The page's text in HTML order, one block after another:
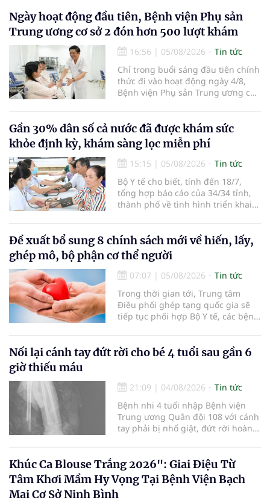
Ngày hoạt động đầu tiên, Bệnh viện Phụ sản
Trung ương cơ sở 2 đón hơn 500 lượt khám
16:56 | 05/08/2026
Tin tức
Chỉ trong buổi sáng đầu tiên chính
thức đi vào hoạt động ngày 4/8,
Bệnh viện Phụ sản Trung ương cơ
em bé đầu tiên chào đời.
Gần 30% dân số cả nước đã được khám sức
khỏe định kỳ, khám sàng lọc miễn phí
15:15 | 05/08/2026
Tin tức
Bộ Y tế cho biết, tính đến 18/7,
tổng hợp báo cáo của 34/34 tỉnh,
thành phố về tình hình triển khai
nhận 32.286.360 người, chiếm gần
30% dân số cả nước đã được khám
sức khỏe định kỳ năm nay.
Đề xuất bổ sung 8 chính sách mới về hiến, lấy,
ghép mô, bộ phận cơ thể người
07:07 | 05/08/2026
Tin tức
Trong thời gian tới, Trung tâm
Điều phối ghép tạng quốc gia sẽ
tiếp tục phối hợp Bộ Y tế, các bệnh
cường truyền thông, hoàn thiện
quy trình chuyên môn và hệ thống
hiến và ghép mô tạng.
Nối lại cánh tay đứt rời cho bé 4 tuổi sau gần 6
giờ thiếu máu
21:09 | 04/08/2026
Tin tức
Bệnh nhi 4 tuổi nhập Bệnh viện
Trung ương Quân đội 108 với cánh
tay phải bị nhổ giật, đứt rời hoàn
thương nặng và thời gian thiếu
máu kéo dài, các bác sĩ đã tái lập
tuần hoàn thành công sau ca vi
phẫu kéo dài 3 giờ.
Khúc Ca Blouse Trắng 2026": Giai Điệu Từ
Tâm Khơi Mầm Hy Vọng Tại Bệnh Viện Bạch
Mai Cơ Sở Ninh Bình